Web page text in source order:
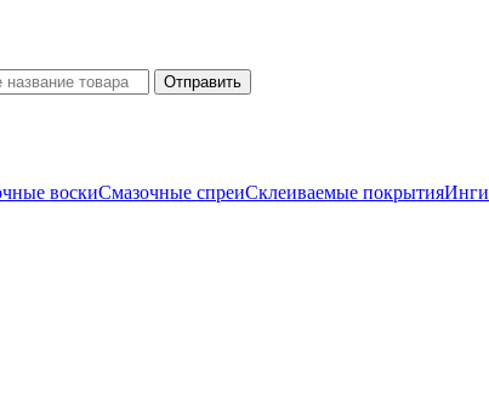
воскиСмазочные спреиСклеиваемые покрытия